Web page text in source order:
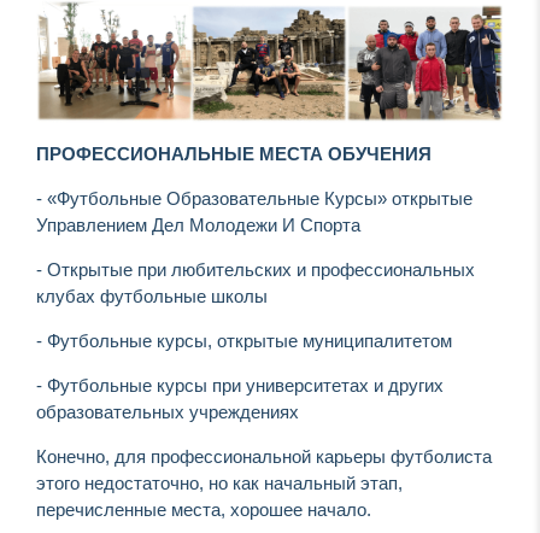
ПРОФЕССИОНАЛЬНЫЕ МЕСТА ОБУЧЕНИЯ
- «Футбольные Образовательные Курсы» открытые
Управлением Дел Молодежи И Спорта
- Открытые при любительских и профессиональных
клубах футбольные школы
- Футбольные курсы, открытые муниципалитетом
- Футбольные курсы при университетах и других
образовательных учреждениях
Конечно, для профессиональной карьеры футболиста
этого недостаточно, но как начальный этап,
перечисленные места, хорошее начало.